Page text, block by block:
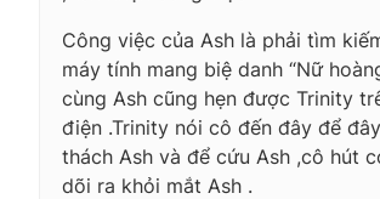
Công việc của Ash là phải tìm
máy tính mang biệ danh “Nữ
cùng Ash cũng hẹn được Trinity
điện .Trinity nói cô đến đây để
thách Ash và để cứu Ash ,cô hút
dõi ra khỏi mắt Ash .